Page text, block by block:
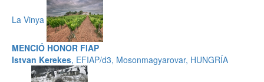
La Vinya
MENCIÓ HONOR FIAP
Istvan Kerekes, EFIAP/d3, Mosonmagyarovar, HUNGRÍA